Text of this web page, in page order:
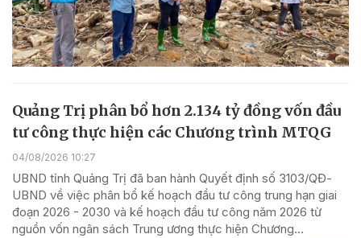
Quảng Trị phân bổ hơn 2.134 tỷ đồng vốn đầu
tư công thực hiện các Chương trình MTQG
04/08/2026 10:27
UBND tỉnh Quảng Trị đã ban hành Quyết định số 3103/QĐ-
UBND về việc phân bổ kế hoạch đầu tư công trung hạn giai
đoạn 2026 - 2030 và kế hoạch đầu tư công năm 2026 từ
nguồn vốn ngân sách Trung ương thực hiện Chương...